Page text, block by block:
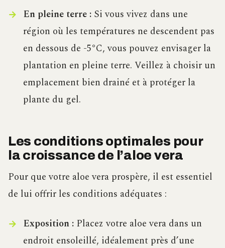
En pleine terre :Si vous vivez dans une
région où les températures ne descendent pas
en dessous de -5°C, vous pouvez envisager la
plantation en pleine terre. Veillez à choisir un
emplacement bien drainé et à protéger la
plante du gel.
Les conditions optimales pour
la croissance de l’aloe vera
Pour que votre aloe vera prospère, il est essentiel
de lui offrir les conditions adéquates :
Exposition :Placez votre aloe vera dans un
endroit ensoleillé, idéalement près d’une